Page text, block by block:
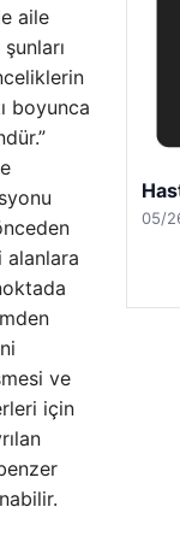
aile
boyunca
alanlara
ve
için
04/